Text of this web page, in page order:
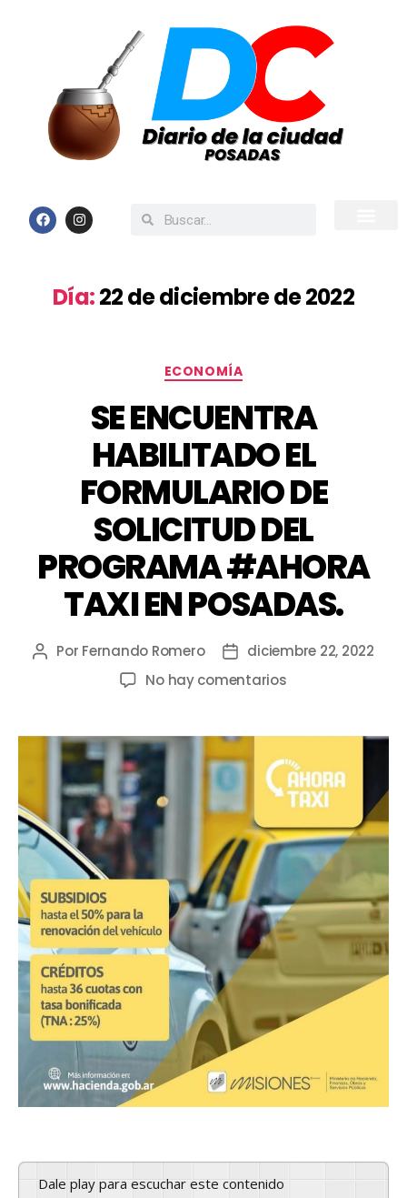
Día:22 de diciembre de 2022
ECONOMÍA
SE ENCUENTRA
HABILITADO EL
FORMULARIO DE
SOLICITUD DEL
PROGRAMA #AHORA
TAXI EN POSADAS.
Por Fernando Romero
diciembre 22, 2022
No hay comentarios
Dale play para escuchar este contenido